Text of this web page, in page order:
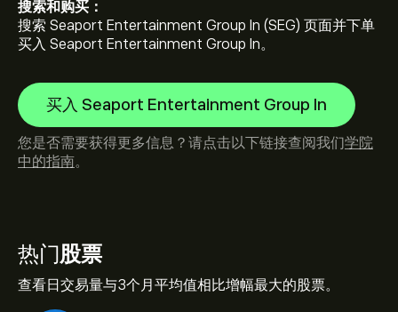
热门股票
查看日交易量与3个月平均值相比增幅最大的股票。
搜索和购买：
搜索 Seaport Entertainment Group In (SEG) 页面并下单
买入 Seaport Entertainment Group In。
买入 Seaport Entertainment Group In
您是否需要获得更多信息？请点击以下链接查阅我们学院
中的指南。